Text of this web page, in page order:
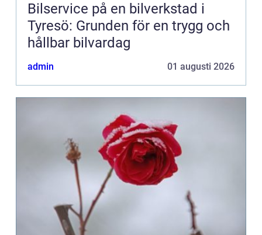
Bilservice på en bilverkstad i
Tyresö: Grunden för en trygg och
hållbar bilvardag
admin 01 augusti 2026